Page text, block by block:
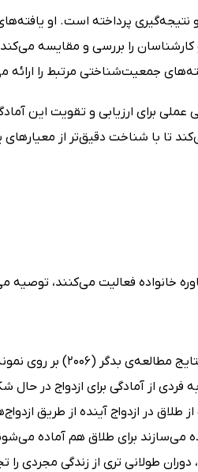
نتیجه‌گیری پرداخته است. او
و کارشناسان را بررسی و مقایسه
جمعیت‌شناختی مرتبط را ارائه
عملی برای ارزیابی و تقویت این
تا با شناخت دقیق‌تر از معیارهای
خانواده فعالیت می‌کنند،
در زمینه‌ی معیارهای آمادگی برای ازدواج تنها
از آمادگی برای ازدواج در
طلاق در ازدواج آینده از طریق
می‌سازند برای طلاق هم آماده
طولانی تری از زندگی مجردی را